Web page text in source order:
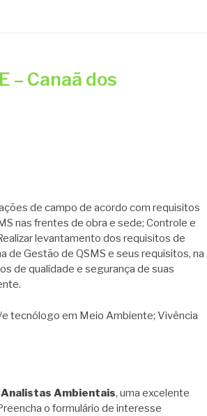
– Canaã dos
de campo de acordo com requisitos
nas frentes de obra e sede; Controle e
levantamento dos requisitos de
de Gestão de QSMS e seus requisitos, na
de qualidade e segurança de suas
e tecnólogo em Meio Ambiente; Vivência
Ambientais, uma excelente
o formulário de interesse